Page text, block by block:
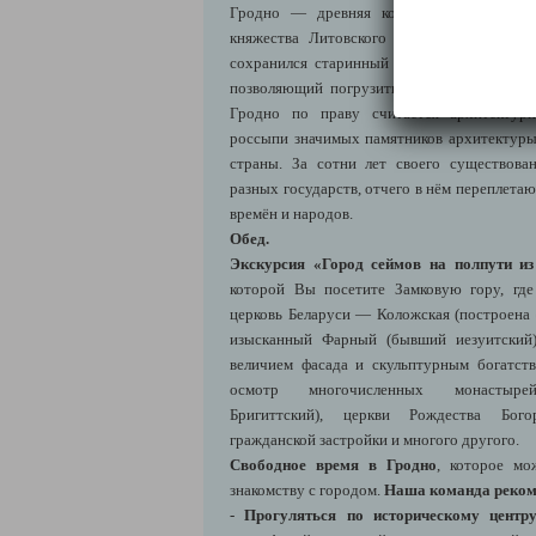
Гродно — древняя королевская столица,
княжества Литовского и Речи
сохранился старинный исторический
позволяющий погрузиться в атмосферу
Гродно по праву считается
россыпи значимых памятников
страны. За сотни лет своего
разных государств, отчего в нём
времён и народов.
Обед.
Экскурсия «Город сеймов на полпути
которой Вы посетите Замковую гору,
церковь Беларуси — Коложская
изысканный Фарный (бывший
величием фасада и скульптурным
осмотр многочисленных
Бригиттский), церкви Рождества
гражданской застройки и многого другого.
Свободное время в Гродно , которое
знакомству с городом. Наша команда
-Прогуляться по историческому центру